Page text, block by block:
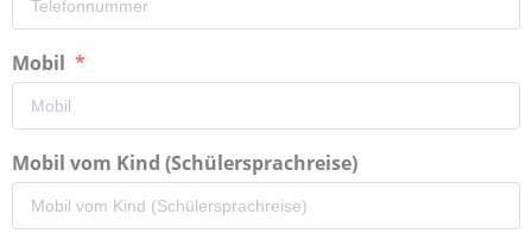
Mobil
Mobil vom Kind (Schülersprachreise)